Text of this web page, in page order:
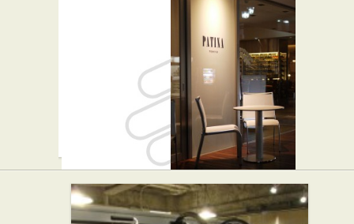
東急百貨店
渋谷・本店
Lil' Rire
Patina